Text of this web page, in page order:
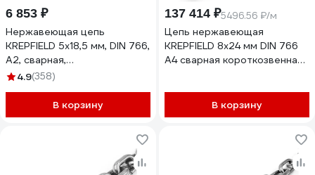
6 853 ₽
Нержавеющая цепь
KREPFIELD 5x18,5 мм, DIN 766,
А2, сварная,
короткозвенная, 5 м
4.9(358)
В корзину
137 414 ₽5496.56 ₽/м
Цепь нержавеющая
KREPFIELD 8х24 мм DIN 766
А4 сварная короткозвенная
В корзину